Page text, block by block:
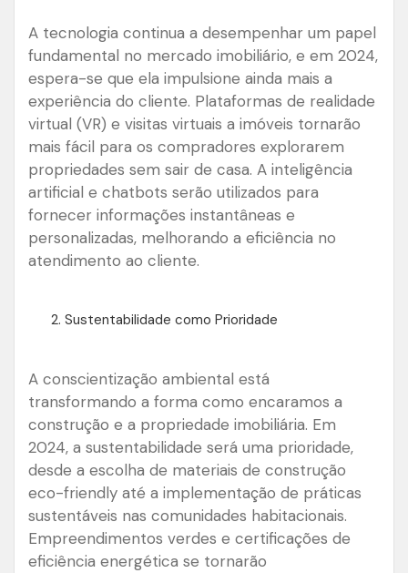
A tecnologia continua a desempenhar um papel
fundamental no mercado imobiliário, e em 2024,
espera-se que ela impulsione ainda mais a
experiência do cliente. Plataformas de realidade
virtual (VR) e visitas virtuais a imóveis tornarão
mais fácil para os compradores explorarem
propriedades sem sair de casa. A inteligência
artificial e chatbots serão utilizados para
fornecer informações instantâneas e
personalizadas, melhorando a eficiência no
atendimento ao cliente.
Sustentabilidade como Prioridade
A conscientização ambiental está
transformando a forma como encaramos a
construção e a propriedade imobiliária. Em
2024, a sustentabilidade será uma prioridade,
desde a escolha de materiais de construção
eco-friendly até a implementação de práticas
sustentáveis nas comunidades habitacionais.
Empreendimentos verdes e certificações de
eficiência energética se tornarão